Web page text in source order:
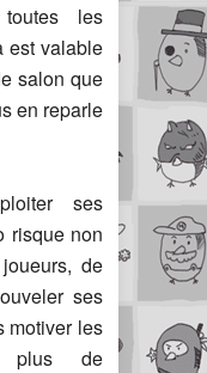
les
est valable
salon que
en reparle
ses
risque non
de
ses
motiver les
plus de